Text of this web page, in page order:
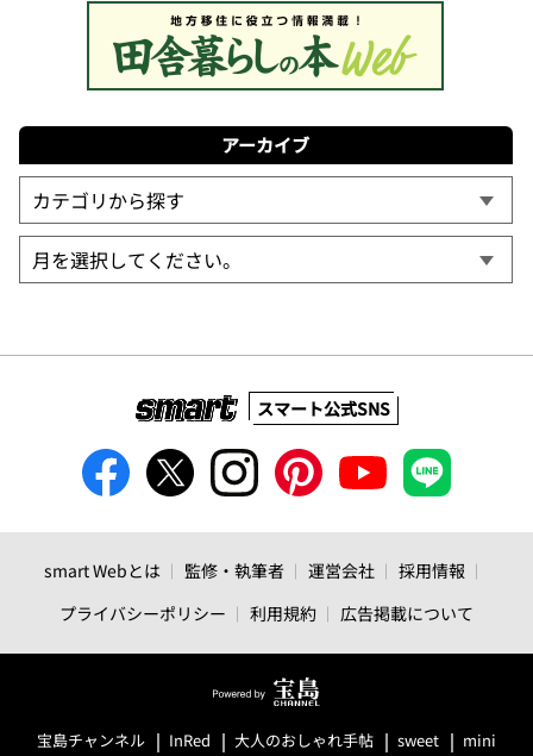
アーカイブ
スマート公式SNS
smart Webとは 監修・執筆者 運営会社
採用情報
プライバシーポリシー
利用規約 広告掲載について
宝島チャンネル InRed 大人のおしゃれ手帖 sweet mini